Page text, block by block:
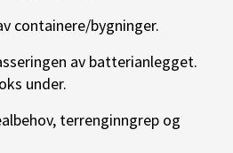
containere/bygninger.
av batterianlegget.
under.
terrenginngrep og